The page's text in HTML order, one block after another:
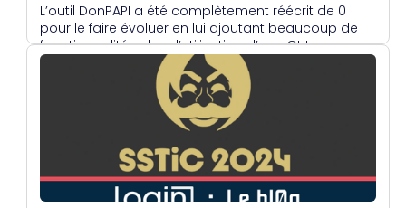
L’outil DonPAPI a été complètement réécrit de 0
pour le faire évoluer en lui ajoutant beaucoup de
fonctionnalités, dont l’utilisation d’une GUI pour
parcourir les résultats.